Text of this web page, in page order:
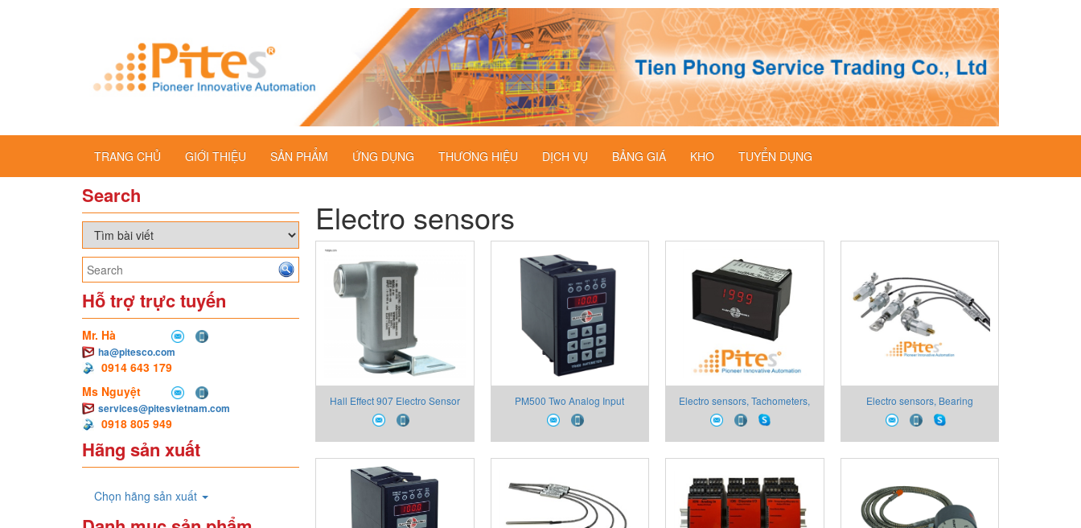
TRANG CHỦ GIỚI THIỆU SẢN PHẨM ỨNG DỤNG THƯƠNG HIỆU DỊCH VỤ BẢNG GIÁ KHO TUYỂN DỤNG
Search
Hỗ trợ trực tuyến
Mr. Hà
ha@pitesco.com
0914 643 179
Ms Nguyệt
services@pitesvietnam.com
0918 805 949
Hãng sản xuất
Chọn hãng sản xuất
Electro sensors
Hall Effect 907 Electro Sensor
PM500 Two Analog Input
Process Meter
Electro sensors, Tachometers,
Counters, and Display Electro
sensors, thiết bị đo tốc độ, bộ
sensors
Electro sensors, Bearing
Temperature Sensors &
Conveyor Belt Alignment